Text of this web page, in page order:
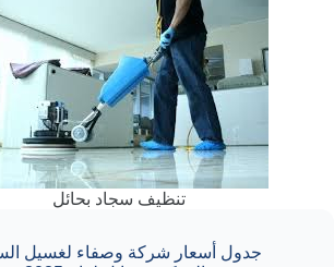
تنظيف سجاد بحائل
جدول أسعار شركة وصفاء لغسيل